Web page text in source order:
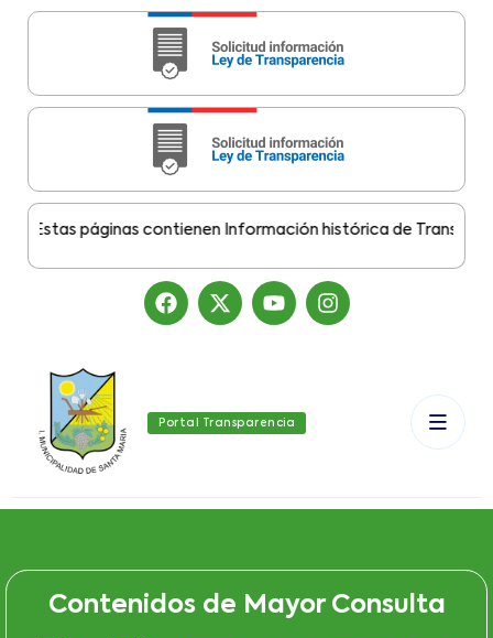
Estas páginas contienen Información histórica de
Portal Transparencia
Contenidos de Mayor Consulta